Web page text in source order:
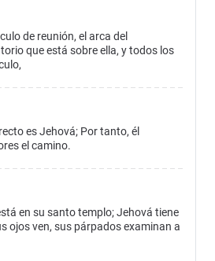
de reunión, el arca del
que está sobre ella, y todos los
es Jehová; Por tanto, él
el camino.
en su santo templo; Jehová tiene
ojos ven, sus párpados examinan a